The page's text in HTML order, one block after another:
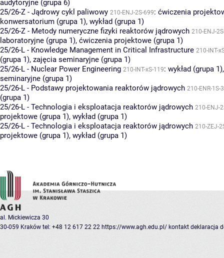
audytoryjne (grupa 6)
25/26-Z - Jądrowy cykl paliwowy 210-ENJ-2S-699: ćwiczenia
konwersatorium (grupa 1), wykład (grupa 1)
25/26-Z - Metody numeryczne fizyki reaktorów jądrowych 210-ENJ-
laboratoryjne (grupa 1), ćwiczenia projektowe (grupa 1)
25/26-L - Knowledge Management in Critical Infrastructure 210-INT-
(grupa 1), zajęcia seminaryjne (grupa 1)
25/26-L - Nuclear Power Engineering 210-INT-xS-119: wykład (grupa 1)
seminaryjne (grupa 1)
25/26-L - Podstawy projektowania reaktorów jądrowych 210-ENR-1S-
(grupa 1)
25/26-L - Technologia i eksploatacja reaktorów jądrowych 210-ENJ-
projektowe (grupa 1), wykład (grupa 1)
25/26-L - Technologia i eksploatacja reaktorów jądrowych 210-ZEJ-
projektowe (grupa 1), wykład (grupa 1)
al. Mickiewicza 30
30-059 Kraków tel: +48 12 617 22 22 https://www.agh.edu.pl/ kontakt deklaracja